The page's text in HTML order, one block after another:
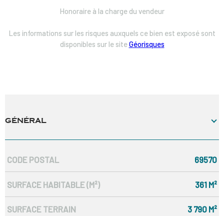
Honoraire à la charge du vendeur
Les informations sur les risques auxquels ce bien est exposé sont
disponibles sur le siteGéorisques
GÉNÉRAL
Caractérisque Valeurs
CODE POSTAL 69570
SURFACE HABITABLE (M²) 361 M²
SURFACE TERRAIN 3 790 M²